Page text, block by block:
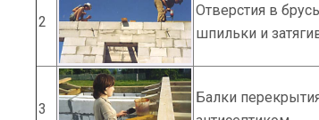
2
Отверстия в
шпильки и
3
Балки